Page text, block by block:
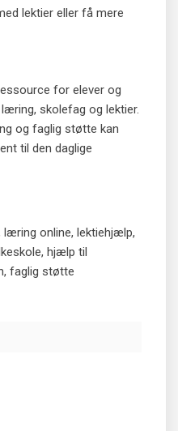
lektier eller få mere
for elever og
skolefag og lektier.
og faglig støtte kan
til den daglige
online, lektiehjælp,
hjælp til
faglig støtte